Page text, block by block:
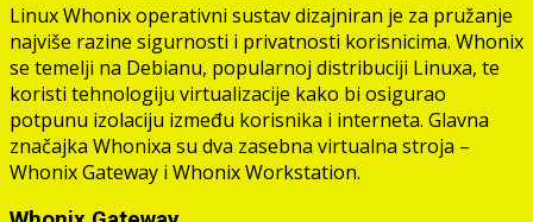
Linux Whonix operativni sustav dizajniran je za pružanje
najviše razine sigurnosti i privatnosti korisnicima. Whonix
se temelji na Debianu, popularnoj distribuciji Linuxa, te
koristi tehnologiju virtualizacije kako bi osigurao
potpunu izolaciju između korisnika i interneta. Glavna
značajka Whonixa su dva zasebna virtualna stroja –
Whonix Gateway i Whonix Workstation.